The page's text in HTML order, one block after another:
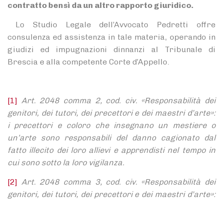
contratto bensì da un altro rapporto giuridico.
Lo Studio Legale dell’Avvocato Pedretti offre
consulenza ed assistenza in tale materia, operando in
giudizi ed impugnazioni dinnanzi al Tribunale di
Brescia e alla competente Corte d’Appello.
[1] Art. 2048 comma 2, cod. civ. «Responsabilità dei
genitori, dei tutori, dei precettori e dei maestri d’arte»:
i precettori e coloro che insegnano un mestiere o
un’arte sono responsabili del danno cagionato dal
fatto illecito dei loro allievi e apprendisti nel tempo in
cui sono sotto la loro vigilanza.
[2] Art. 2048 comma 3, cod. civ. «Responsabilità dei
genitori, dei tutori, dei precettori e dei maestri d’arte»: